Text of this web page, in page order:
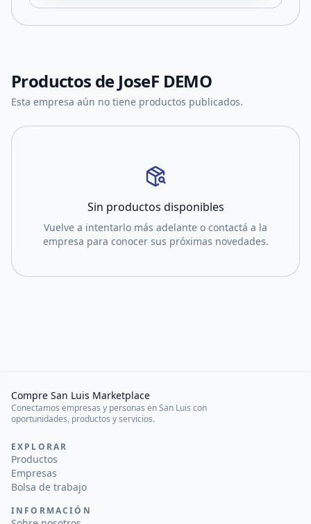
Productos de JoseF DEMO
Esta empresa aún no tiene productos publicados.
Sin productos disponibles
Vuelve a intentarlo más adelante o contactá a la
empresa para conocer sus próximas novedades.
Compre San Luis Marketplace
Conectamos empresas y personas en San Luis con
oportunidades, productos y servicios.
EXPLORAR
Productos
Empresas
Bolsa de trabajo
INFORMACIÓN